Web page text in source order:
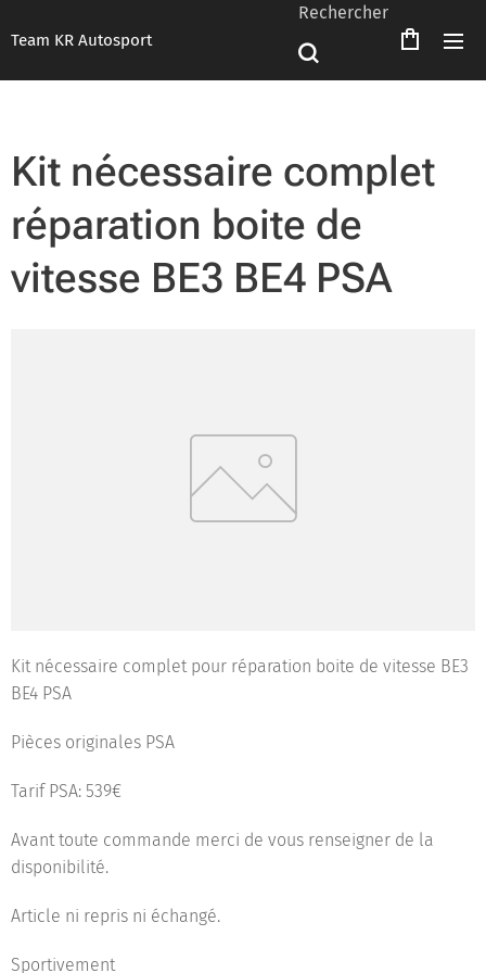
Team KR Autosport
Rechercher
Kit nécessaire complet
réparation boite de
vitesse BE3 BE4 PSA
Kit nécessaire complet pour réparation boite de vitesse BE3
BE4 PSA
Pièces originales PSA
Tarif PSA: 539€
Avant toute commande merci de vous renseigner de la
disponibilité.
Article ni repris ni échangé.
Sportivement